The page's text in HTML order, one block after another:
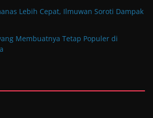
Lebih Cepat, Ilmuwan Soroti Dampak
Membuatnya Tetap Populer di